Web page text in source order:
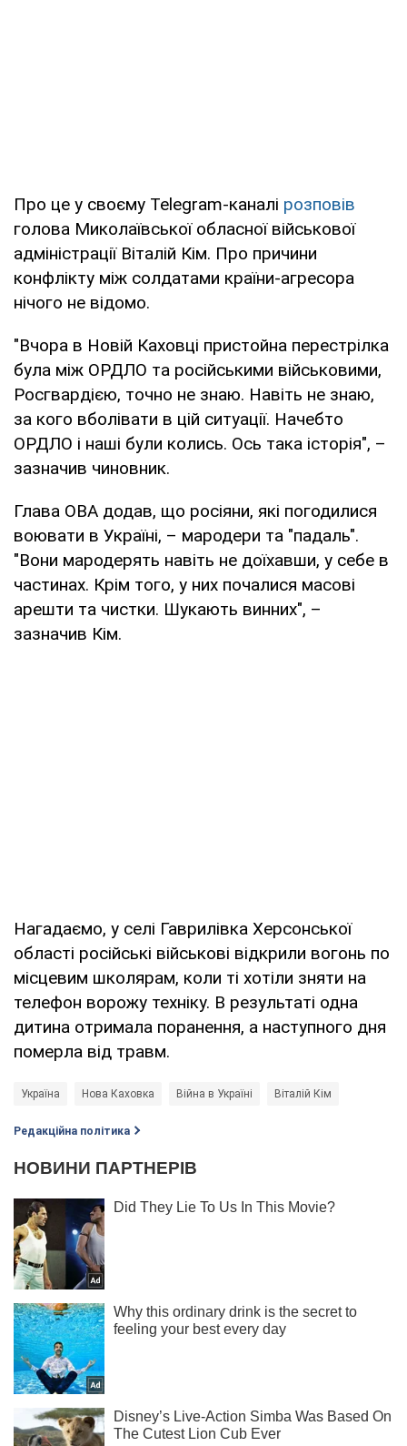
Про це у своєму Telegram-каналі розповів
голова Миколаївської обласної військової
адміністрації Віталій Кім. Про причини
конфлікту між солдатами країни-агресора
нічого не відомо.
"Вчора в Новій Каховці пристойна перестрілка
була між ОРДЛО та російськими військовими,
Росгвардією, точно не знаю. Навіть не знаю,
за кого вболівати в цій ситуації. Начебто
ОРДЛО і наші були колись. Ось така історія", –
зазначив чиновник.
Глава ОВА додав, що росіяни, які погодилися
воювати в Україні, – мародери та "падаль".
"Вони мародерять навіть не доїхавши, у себе в
частинах. Крім того, у них почалися масові
арешти та чистки. Шукають винних", –
зазначив Кім.
Нагадаємо, у селі Гаврилівка Херсонської
області російські військові відкрили вогонь по
місцевим школярам, коли ті хотіли зняти на
телефон ворожу техніку. В результаті одна
дитина отримала поранення, а наступного дня
померла від травм.
Україна Нова Каховка Війна в Україні Віталій Кім
Редакційна політика